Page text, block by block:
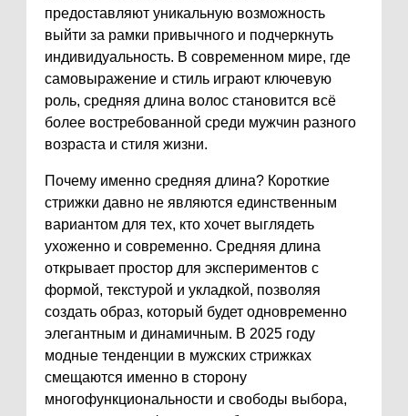
предоставляют уникальную возможность
выйти за рамки привычного и подчеркнуть
индивидуальность. В современном мире, где
самовыражение и стиль играют ключевую
роль, средняя длина волос становится всё
более востребованной среди мужчин разного
возраста и стиля жизни.
Почему именно средняя длина? Короткие
стрижки давно не являются единственным
вариантом для тех, кто хочет выглядеть
ухоженно и современно. Средняя длина
открывает простор для экспериментов с
формой, текстурой и укладкой, позволяя
создать образ, который будет одновременно
элегантным и динамичным. В 2025 году
модные тенденции в мужских стрижках
смещаются именно в сторону
многофункциональности и свободы выбора,